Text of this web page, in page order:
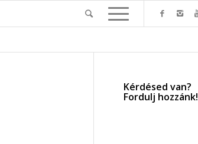
Kérdésed van?
Fordulj hozzánk!